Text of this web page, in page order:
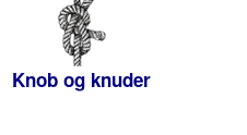
Knob og knuder